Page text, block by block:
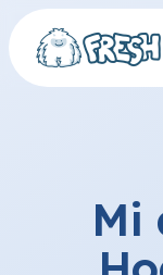
Kilépés
tartalomba
Mi